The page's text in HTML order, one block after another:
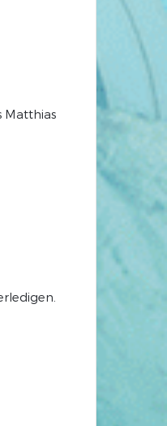
Matthias